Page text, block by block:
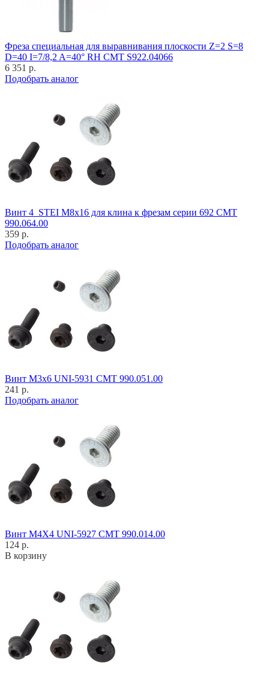
Фреза специальная для выравнивания плоскости Z=2 S=8
D=40 I=7/8,2 A=40° RH CMT S922.04066
6 351 р.
Подобрать аналог
Винт 4_STEI M8x16 для клина к фрезам серии 692 CMT
990.064.00
359 р.
Подобрать аналог
Винт M3x6 UNI-5931 CMT 990.051.00
241 р.
Подобрать аналог
Винт M4X4 UNI-5927 CMT 990.014.00
124 р.
В корзину